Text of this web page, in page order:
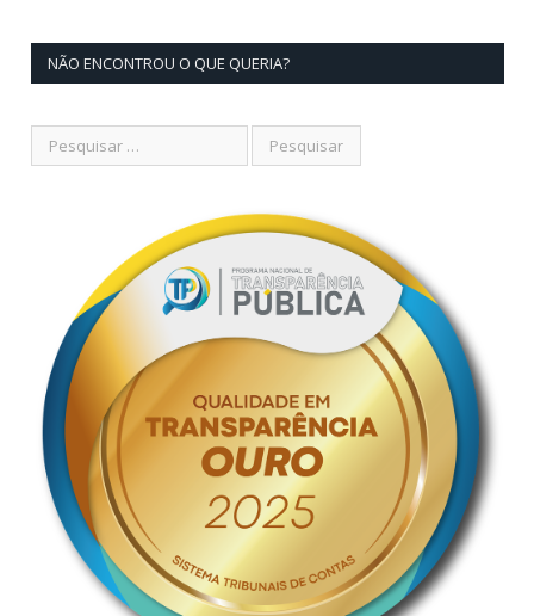
NÃO ENCONTROU O QUE QUERIA?